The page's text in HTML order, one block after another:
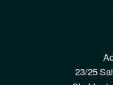
23/25